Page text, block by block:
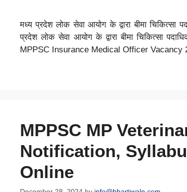
मध्य प्रदेश लोक सेवा आयोग के द्वारा बीमा चिकित्सा
प्रदेश लोक सेवा आयोग के द्वारा बीमा चिकित्सा
MPPSC Insurance Medical Officer
MPPSC MP
Notification,
Online